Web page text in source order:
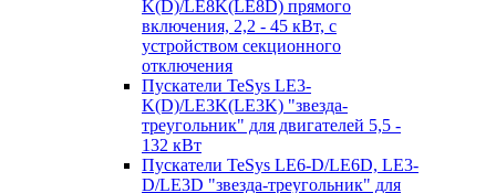
K(D)/LE8K(LE8D) прямого
включения, 2,2 - 45 кВт, с
устройством секционного
отключения
Пускатели TeSys LE3-
K(D)/LE3K(LE3K) "звезда-
треугольник" для двигателей 5,5 -
132 кВт
Пускатели TeSys LE6-D/LE6D, LE3-
D/LE3D "звезда-треугольник" для